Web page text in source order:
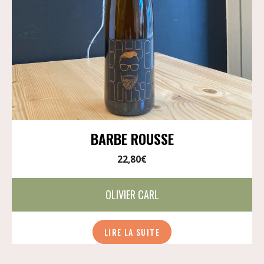
BARBE ROUSSE
22,80€
OLIVIER CARL
LIRE LA SUITE